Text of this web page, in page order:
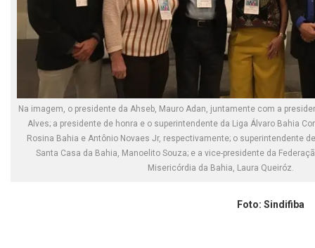
Na imagem, o presidente da Ahseb, Mauro Adan, juntamente com a
Alves; a presidente de honra e o superintendente da Liga Álvaro Bahia
Rosina Bahia e Antônio Novaes Jr, respectivamente; o superintendente
Santa Casa da Bahia, Manoelito Souza; e a vice-presidente da
Misericórdia da Bahia, Laura Queiróz.
Foto: Sindifiba